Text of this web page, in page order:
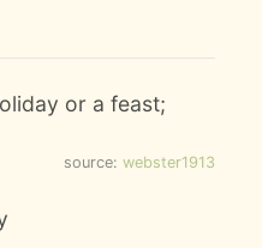
or a feast;
source: webster1913